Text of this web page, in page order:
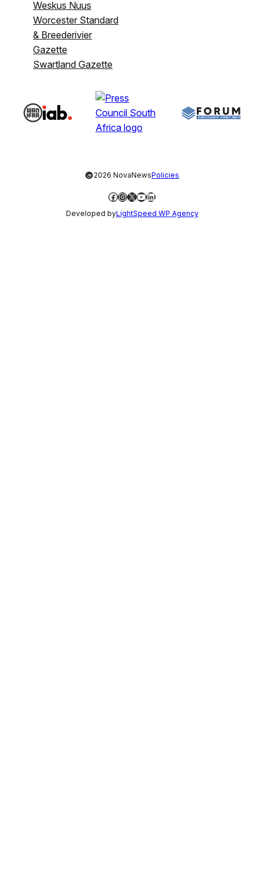
Weskus Nuus
Worcester Standard
& Breederivier
Gazette
Swartland Gazette
©2026 NovaNewsPolicies
Facebook
Instagram
X YouTube
LinkedIn
Developed byLightSpeed WP Agency